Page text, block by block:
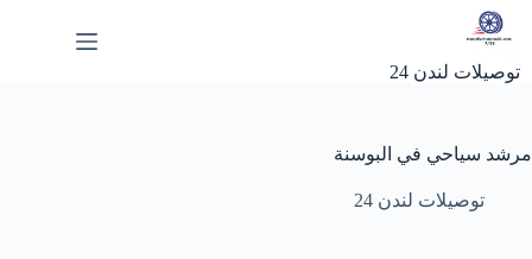
التجاوز
توصيلات لندن 24
مرشد سياحي في البوسنة
توصيلات لندن 24